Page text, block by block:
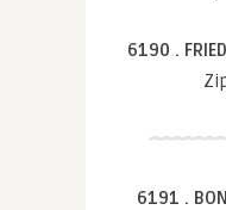
6190 .
6191 .